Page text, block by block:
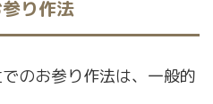
り作法
のお参り作法は、一般的